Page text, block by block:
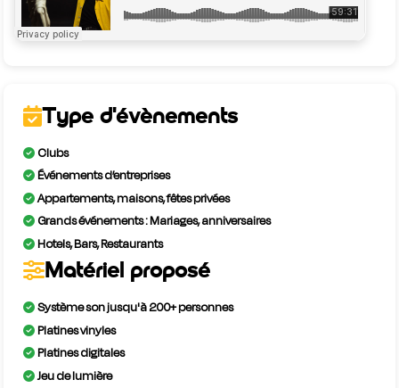
Type d'évènements
Clubs
Événements d’entreprises
Appartements, maisons, fêtes privées
Grands événements : Mariages, anniversaires
Hotels, Bars, Restaurants
Matériel proposé
Système son jusqu'à 200+ personnes
Platines vinyles
Platines digitales
Jeu de lumière